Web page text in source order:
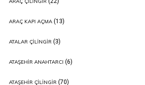
ARAÇ KAPI AÇMA(13)
ATALAR ÇILINGIR(3)
ATAŞEHIR ANAHTARCI (6)
ATAŞEHIR ÇILINGIR(70)